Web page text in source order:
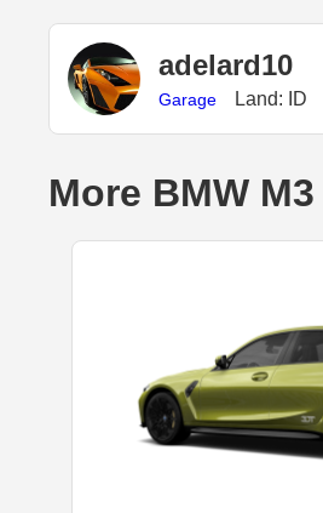
adelard10
Garage Land: ID
More BMW